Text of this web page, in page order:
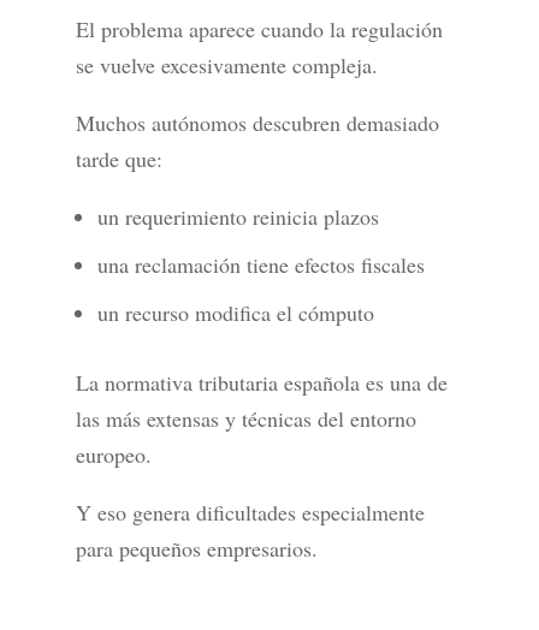
El problema aparece cuando la regulación
se vuelve excesivamente compleja.
Muchos autónomos descubren demasiado
tarde que:
un requerimiento reinicia plazos
una reclamación tiene efectos fiscales
un recurso modifica el cómputo
La normativa tributaria española es una de
las más extensas y técnicas del entorno
europeo.
Y eso genera dificultades especialmente
para pequeños empresarios.